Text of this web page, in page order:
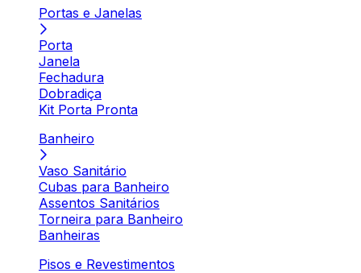
Portas e Janelas
Porta
Janela
Fechadura
Dobradiça
Kit Porta Pronta
Banheiro
Vaso Sanitário
Cubas para Banheiro
Assentos Sanitários
Torneira para Banheiro
Banheiras
Pisos e Revestimentos